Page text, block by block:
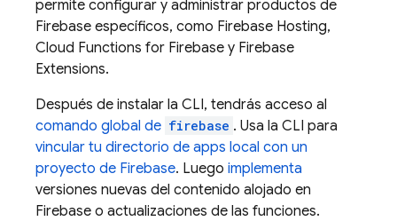
permite configurar y administrar productos de
Firebase específicos, como Firebase Hosting,
Cloud Functions for Firebase y Firebase
Extensions.
Después de instalar la CLI, tendrás acceso al
comando global de firebase . Usa la CLI para
vincular tu directorio de apps local con un
proyecto de Firebase. Luego implementa
versiones nuevas del contenido alojado en
Firebase o actualizaciones de las funciones.